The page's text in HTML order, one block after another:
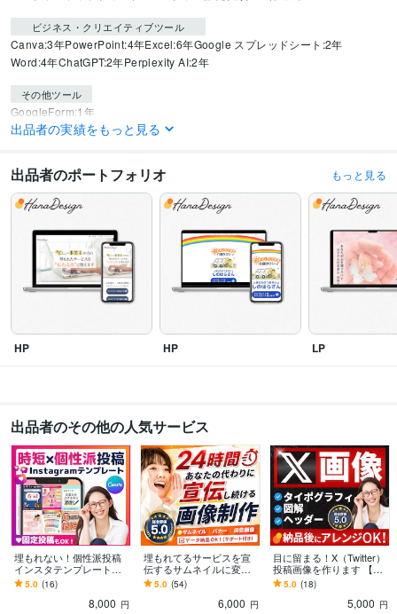
ビジネス・クリエイティブツール
Canva:3年PowerPoint:4年Excel:6年Google スプレッドシート:2年
Word:4年ChatGPT:2年Perplexity AI:2年
その他ツール
GoogleForm:1年
ンプレート X投稿画像・テンプレート・ヘッダー画像
Instagram投稿画像
ブログ・スライド資料 サムネイル・バナー・リッチメニュー Kindle本表
紙
印刷物（チラシ・パンフレット・名刺）
ヘッダー サムネイル Instagram ブログ
チラシ
パンフレット
名刺
出品者の実績をもっと見る
出品者のポートフォリオ もっと見る
HP HP LP
出品者のその他の人気サービス
埋もれない！個性派投稿
インスタテンプレート作
ります ★データ料込み！
即日利用で効率化！固定
投稿も対応可能！
5.0 (16)
8,000 円
埋もれてるサービスを宣
伝するサムネイルに変え
ます 【事業主の方】内容
を整理して、魅力が伝わ
るサムネをご提案！
5.0 (54)
6,000 円
目に留まる！X（Twitter）
投稿画像を作ります 【注
目される】図解、ヘッダ
ー、テンプレート、タイ
5.0 (18)
5,000 円